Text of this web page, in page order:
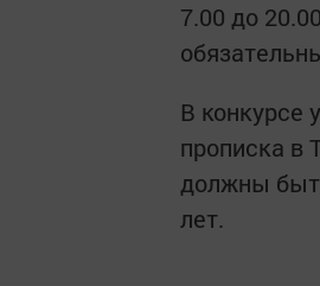
7.00 до
В конкурсе
прописка в
должны
лет.